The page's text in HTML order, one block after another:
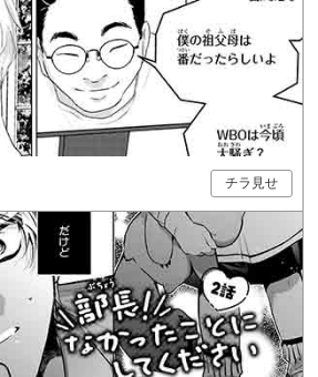
チラ見せ